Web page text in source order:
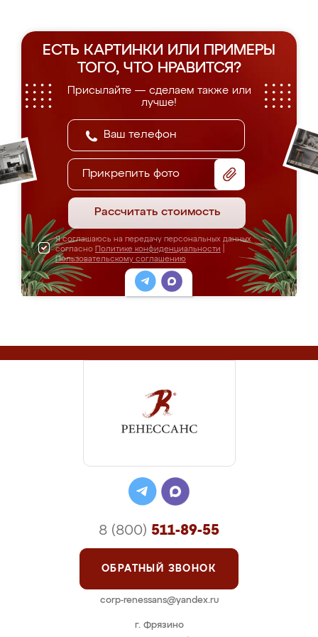
ЕСТЬ КАРТИНКИ ИЛИ ПРИМЕРЫ
ТОГО, ЧТО НРАВИТСЯ?
Присылайте — сделаем также или
лучше!
Прикрепить фото
Рассчитать стоимость
Я соглашаюсь на передачу персональных данных
согласно Политике конфиденциальности
Пользовательскому соглашению
г. Фрязино
8 (800) 511-89-55
ОБРАТНЫЙ ЗВОНОК
corp-renessans@yandex.ru